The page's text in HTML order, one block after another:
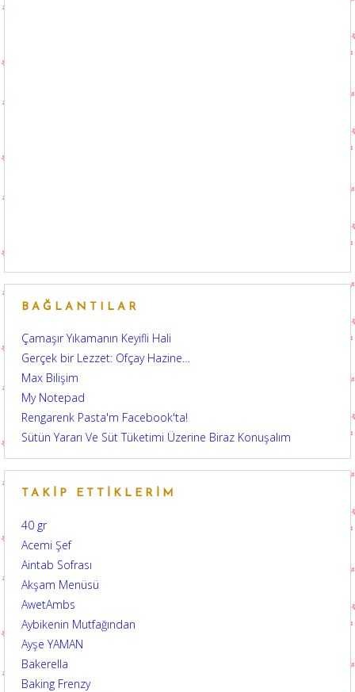
BAĞLANTILAR
Çamaşır Yıkamanın Keyifli Hali
Gerçek bir Lezzet: Ofçay Hazine…
Max Bilişim
My Notepad
Rengarenk Pasta'm Facebook'ta!
Sütün Yararı Ve Süt Tüketimi Üzerine Biraz Konuşalım
TAKIP ETTIKLERIM
40 gr
Acemi Şef
Aintab Sofrası
Akşam Menüsü
AwetAmbs
Aybikenin Mutfağından
Ayşe YAMAN
Bakerella
Baking Frenzy